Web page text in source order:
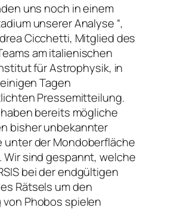
uns noch in einem
unserer Analyse “,
Cicchetti, Mitglied des
am italienischen
für Astrophysik, in
Tagen
Pressemitteilung.
haben bereits mögliche
bisher unbekannter
unter der Mondoberfläche
Wir sind gespannt, welche
bei der endgültigen
Rätsels um den
von Phobos spielen